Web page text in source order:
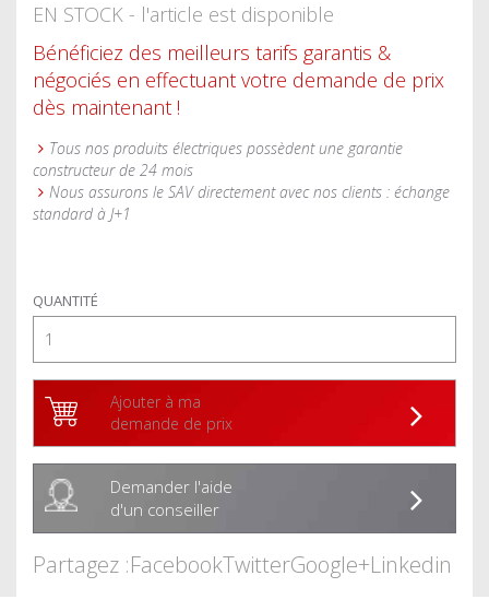
EN STOCK - l'article est disponible
Bénéficiez des meilleurs tarifs garantis &
négociés en effectuant votre demande de prix
dès maintenant !
Tous nos produits électriques possèdent une garantie
constructeur de 24 mois
Nous assurons le SAV directement avec nos clients : échange
standard à J+1
QUANTITÉ
Ajouter à ma
demande de prix
Demander l'aide
d'un conseiller
Partagez :FacebookTwitterGoogle+Linkedin